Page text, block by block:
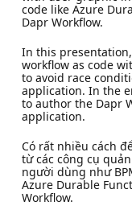
code like Azure
Dapr Workflow.
In this
workflow as code
to avoid race
application. In the
to author the Dapr
application.
Có rất nhiều cách
từ các công cụ
người dùng như
Azure Durable
Workflow.